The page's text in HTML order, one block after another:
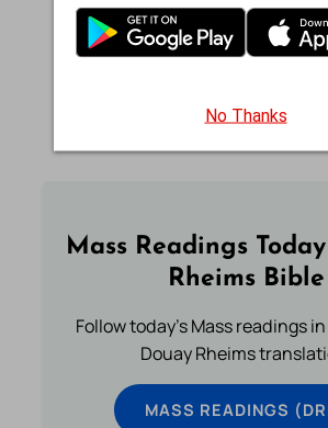
வி
17 24
வெ
4 11 18
25
2026
Mass Readings
Rheims Bible
Follow today's Mass readings
Douay Rheims
MASS READINGS
No Thanks